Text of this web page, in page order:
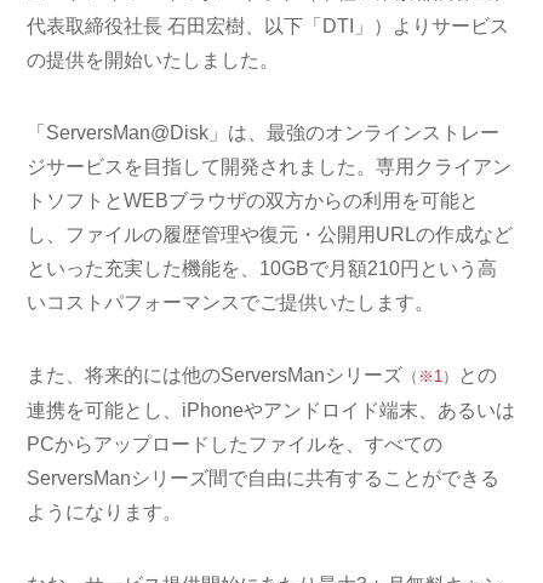
代表取締役社長 石田宏樹、以下「DTI」）よりサービス
の提供を開始いたしました。
「ServersMan@Disk」は、最強のオンラインストレー
ジサービスを目指して開発されました。専用クライアン
トソフトとWEBブラウザの双方からの利用を可能と
し、ファイルの履歴管理や復元・公開用URLの作成など
といった充実した機能を、10GBで月額210円という高
いコストパフォーマンスでご提供いたします。
また、将来的には他のServersManシリーズ （ ※1）
との
連携を可能とし、iPhoneやアンドロイド端末、あるいは
PCからアップロードしたファイルを、すべての
ServersManシリーズ間で自由に共有することができる
ようになります。